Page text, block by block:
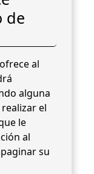
de
al
alguna
el
le
al
su